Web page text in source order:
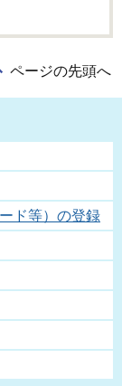
ページの先頭へ
ド等）の登録